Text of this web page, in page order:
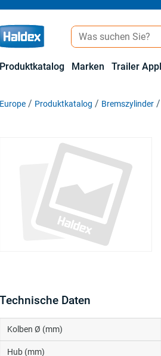
Produktkatalog Marken Trailer
Europe Produktkatalog Bremszylinder
Technische Daten
Kolben Ø (mm)
Hub (mm)